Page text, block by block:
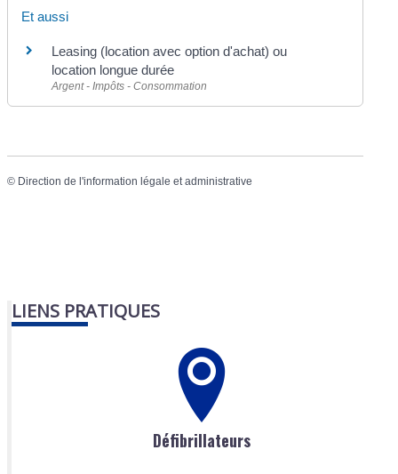
Et aussi
Leasing (location avec option d'achat) ou
location longue durée
Argent - Impôts - Consommation
© Direction de l'information légale et administrative
LIENS PRATIQUES
Défibrillateurs